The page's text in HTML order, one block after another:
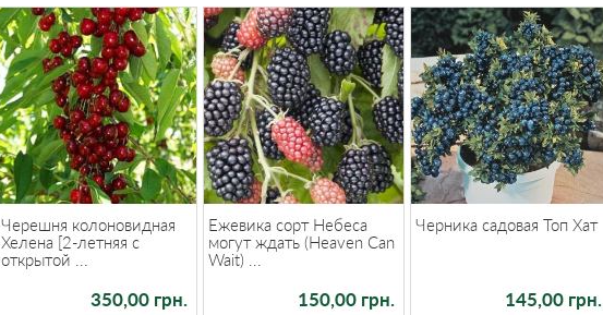
Черешня колоновидная
Хелена [2-летняя с
открытой ...
350,00 грн.
Ежевика сорт Небеса
могут ждать (Heaven Can
Wait) ...
150,00 грн.
Черника садовая Топ Хат
145,00 грн.